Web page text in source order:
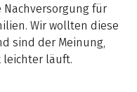
Nachversorgung für
Wir wollten diese
sind der Meinung,
leichter läuft.